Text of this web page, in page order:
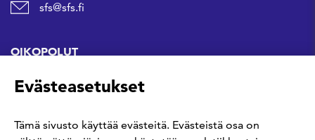
sfs@sfs.fi
OIKOPOLUT
Hanki standardi
Kommentoi tekeillä olevia standardeja
Evästeasetukset
Tämä sivusto käyttää evästeitä. Evästeistä osa on